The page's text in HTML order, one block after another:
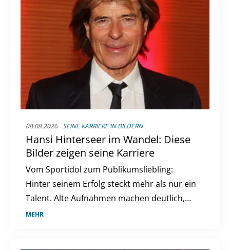
08.08.2026 SEINE KARRIERE IN BILDERN
Hansi Hinterseer im Wandel: Diese
Bilder zeigen seine Karriere
Vom Sportidol zum Publikumsliebling:
Hinter seinem Erfolg steckt mehr als nur ein
Talent. Alte Aufnahmen machen deutlich,
wie sehr sich sein Weg verändert hat.
MEHR